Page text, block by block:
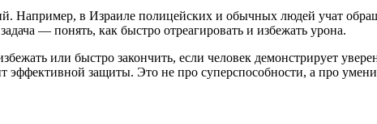
Например, в Израиле полицейских и обычных людей учат
— понять, как быстро отреагировать и избежать урона.
или быстро закончить, если человек демонстрирует
защиты. Это не про суперспособности, а про